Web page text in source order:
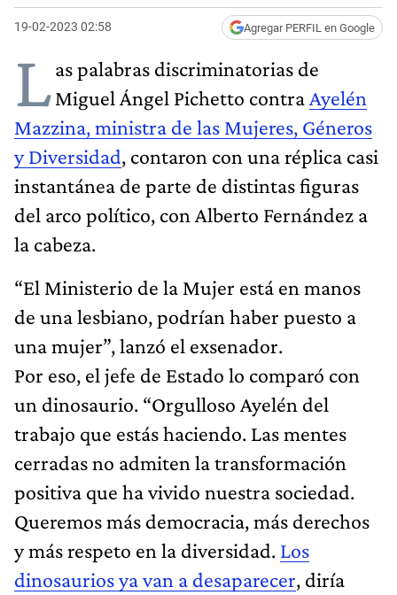
19-02-2023 02:58 Agregar PERFIL en Google
Las palabras discriminatorias de
Miguel Ángel Pichetto contra Ayelén
Mazzina, ministra de las Mujeres, Géneros
y Diversidad, contaron con una réplica casi
instantánea de parte de distintas figuras
del arco político, con Alberto Fernández a
la cabeza.
“El Ministerio de la Mujer está en manos
de una lesbiano, podrían haber puesto a
una mujer”, lanzó el exsenador.
Por eso, el jefe de Estado lo comparó con
un dinosaurio. “Orgulloso Ayelén del
trabajo que estás haciendo. Las mentes
cerradas no admiten la transformación
positiva que ha vivido nuestra sociedad.
Queremos más democracia, más derechos
y más respeto en la diversidad. Los
dinosaurios ya van a desaparecer, diría